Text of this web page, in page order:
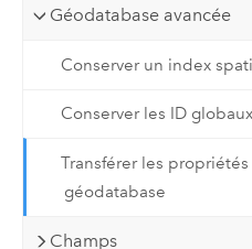
Géodatabase avancée
Conserver un index
Conserver les ID globaux
Transférer les
géodatabase
Champs